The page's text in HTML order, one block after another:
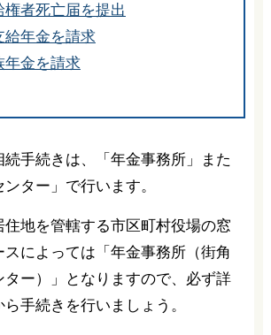
者死亡届を提出
年金を請求
金を請求
手続きは、「年金事務所」また
ター」で行います。
地を管轄する市区町村役場の窓
スによっては「年金事務所（街角
ター）」となりますので、必ず詳
手続きを行いましょう。